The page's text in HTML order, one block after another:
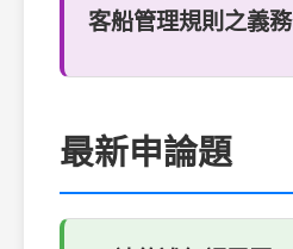
客船管理規則之義務
最新申論題